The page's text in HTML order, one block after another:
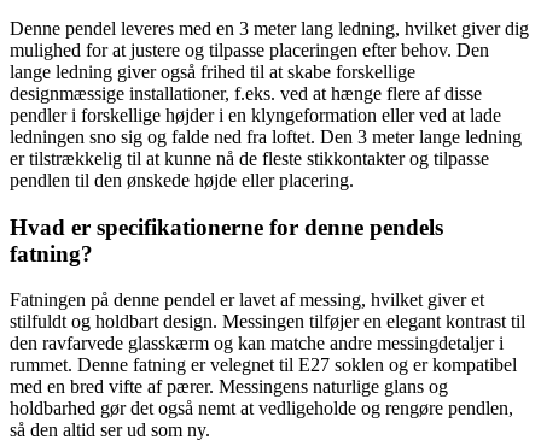
Denne pendel leveres med en 3 meter lang ledning, hvilket giver dig
mulighed for at justere og tilpasse placeringen efter behov. Den
lange ledning giver også frihed til at skabe forskellige
designmæssige installationer, f.eks. ved at hænge flere af disse
pendler i forskellige højder i en klyngeformation eller ved at lade
ledningen sno sig og falde ned fra loftet. Den 3 meter lange ledning
er tilstrækkelig til at kunne nå de fleste stikkontakter og tilpasse
pendlen til den ønskede højde eller placering.
Hvad er specifikationerne for denne pendels
fatning?
Fatningen på denne pendel er lavet af messing, hvilket giver et
stilfuldt og holdbart design. Messingen tilføjer en elegant kontrast til
den ravfarvede glasskærm og kan matche andre messingdetaljer i
rummet. Denne fatning er velegnet til E27 soklen og er kompatibel
med en bred vifte af pærer. Messingens naturlige glans og
holdbarhed gør det også nemt at vedligeholde og rengøre pendlen,
så den altid ser ud som ny.